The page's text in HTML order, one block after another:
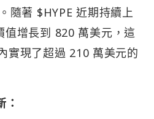
隨著 $HYPE 近期持續上
值增長到 820 萬美元，這
實現了超過 210 萬美元的